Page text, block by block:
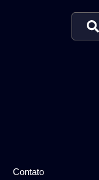
Contato